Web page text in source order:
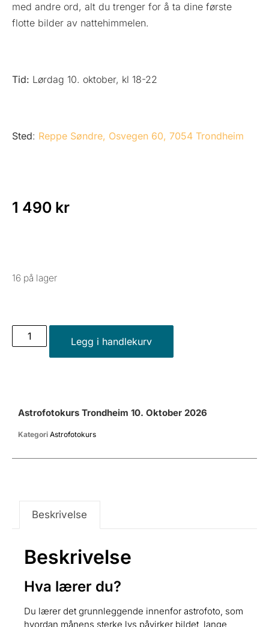
med andre ord, alt du trenger for å ta dine første
flotte bilder av nattehimmelen.
Tid: Lørdag 10. oktober, kl 18-22
Sted: Reppe Søndre, Osvegen 60, 7054 Trondheim
1 490 kr
16 på lager
Legg i handlekurv
Astrofotokurs Trondheim 10. Oktober 2026
Kategori Astrofotokurs
Beskrivelse
Beskrivelse
Hva lærer du?
Du lærer det grunnleggende innenfor astrofoto, som
hvordan månens sterke lys påvirker bildet, lange